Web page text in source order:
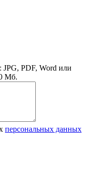
PDF, Word или
Мб.
персональных данных